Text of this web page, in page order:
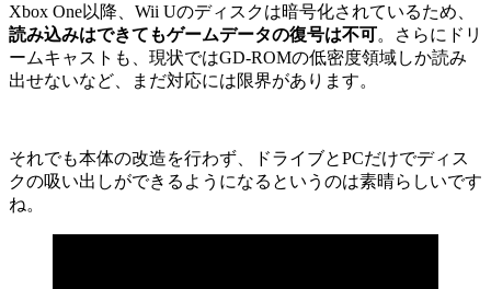
Xbox One以降、Wii Uのディスクは暗号化されているため、
読み込みはできてもゲームデータの復号は不可。さらにドリ
ームキャストも、現状ではGD-ROMの低密度領域しか読み
出せないなど、まだ対応には限界があります。
それでも本体の改造を行わず、ドライブとPCだけでディス
クの吸い出しができるようになるというのは素晴らしいです
ね。